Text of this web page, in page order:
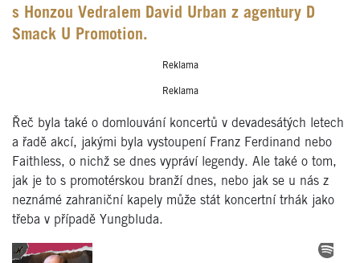
s Honzou Vedralem David Urban z agentury D
Smack U Promotion.
Reklama
Reklama
Řeč byla také o domlouvání koncertů v devadesátých letech
a řadě akcí, jakými byla vystoupení Franz Ferdinand nebo
Faithless, o nichž se dnes vypráví legendy. Ale také o tom,
jak je to s promotérskou branží dnes, nebo jak se u nás z
neznámé zahraniční kapely může stát koncertní trhák jako
třeba v případě Yungbluda.